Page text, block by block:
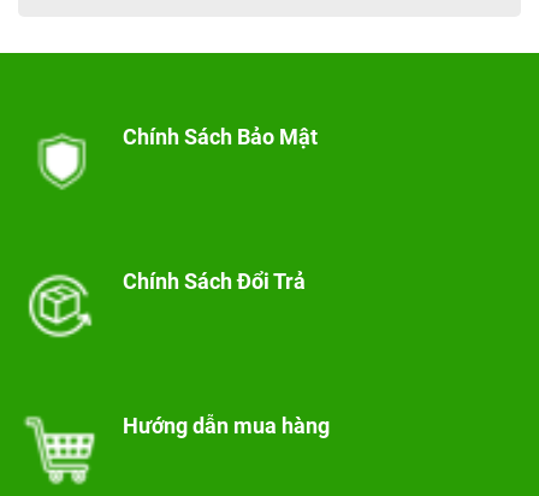
Chính Sách Bảo Mật
Chính Sách Đổi Trả
Hướng dẫn mua hàng